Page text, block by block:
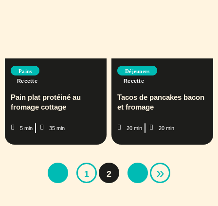
Pains
Recette
Pain plat protéiné au
fromage cottage
5 min 35 min
Déjeuners
Recette
Tacos de pancakes bacon
et fromage
20 min 20 min
1 2 »